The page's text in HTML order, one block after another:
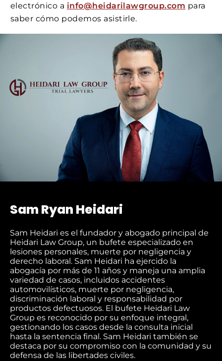
electrónico a info@heidarilawgroup.com para
saber cómo podemos asistirle.
Sam Ryan Heidari
Sam Heidari es el fundador y abogado principal de
Heidari Law Group, un bufete especializado en
lesiones personales, muerte por negligencia y
derecho laboral. Sam Heidari ha ejercido la
abogacía por más de 11 años y maneja una amplia
variedad de casos, incluidos accidentes
automovilísticos, muerte por negligencia,
discriminación laboral y responsabilidad por
productos defectuosos. El bufete Heidari Law
Group es reconocido por su enfoque integral,
gestionando los casos desde la consulta inicial
hasta la sentencia final. Sam Heidari también se
destaca por su compromiso con la comunidad y su
defensa de las libertades civiles.